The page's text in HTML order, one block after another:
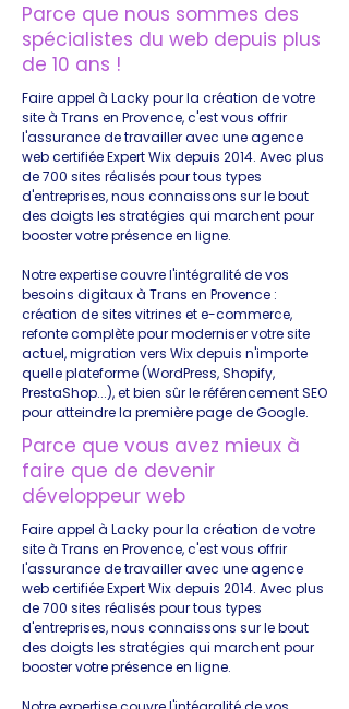
Parce que nous sommes des
spécialistes du web depuis plus
de 10 ans !
Faire appel à Lacky pour la création de votre
site à Trans en Provence, c'est vous offrir
l'assurance de travailler avec une agence
web certifiée Expert Wix depuis 2014. Avec plus
de 700 sites réalisés pour tous types
d'entreprises, nous connaissons sur le bout
des doigts les stratégies qui marchent pour
booster votre présence en ligne.
Notre expertise couvre l'intégralité de vos
besoins digitaux à Trans en Provence :
création de sites vitrines et e-commerce,
refonte complète pour moderniser votre site
actuel, migration vers Wix depuis n'importe
quelle plateforme (WordPress, Shopify,
PrestaShop...), et bien sûr le référencement SEO
pour atteindre la première page de Google.
Parce que vous avez mieux à
faire que de devenir
développeur web
Faire appel à Lacky pour la création de votre
site à Trans en Provence, c'est vous offrir
l'assurance de travailler avec une agence
web certifiée Expert Wix depuis 2014. Avec plus
de 700 sites réalisés pour tous types
d'entreprises, nous connaissons sur le bout
des doigts les stratégies qui marchent pour
booster votre présence en ligne.